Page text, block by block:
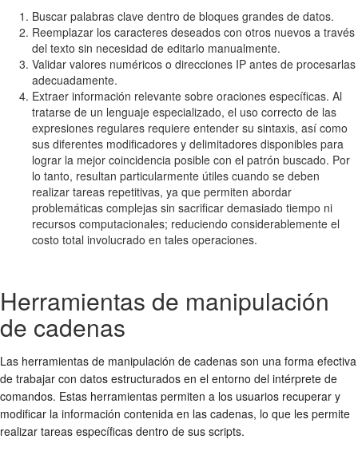
Buscar palabras clave dentro de bloques grandes de datos.
Reemplazar los caracteres deseados con otros nuevos a través
del texto sin necesidad de editarlo manualmente.
Validar valores numéricos o direcciones IP antes de procesarlas
adecuadamente.
Extraer información relevante sobre oraciones específicas. Al
tratarse de un lenguaje especializado, el uso correcto de las
expresiones regulares requiere entender su sintaxis, así como
sus diferentes modificadores y delimitadores disponibles para
lograr la mejor coincidencia posible con el patrón buscado. Por
lo tanto, resultan particularmente útiles cuando se deben
realizar tareas repetitivas, ya que permiten abordar
problemáticas complejas sin sacrificar demasiado tiempo ni
recursos computacionales; reduciendo considerablemente el
costo total involucrado en tales operaciones.
Herramientas de manipulación
de cadenas
Las herramientas de manipulación de cadenas son una forma efectiva
de trabajar con datos estructurados en el entorno del intérprete de
comandos. Estas herramientas permiten a los usuarios recuperar y
modificar la información contenida en las cadenas, lo que les permite
realizar tareas específicas dentro de sus scripts.